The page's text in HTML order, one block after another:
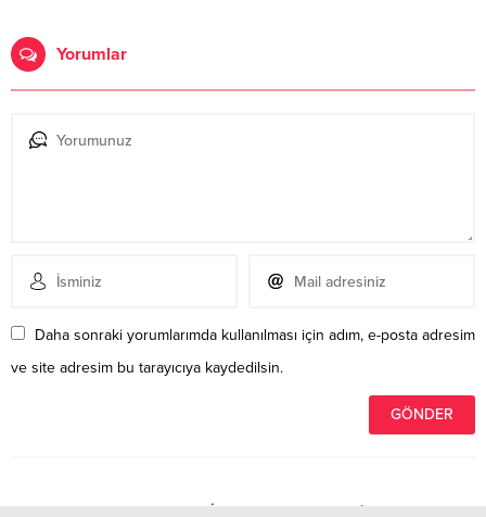
Yorumlar
Daha sonraki yorumlarımda kullanılması için adım, e-posta adresim
ve site adresim bu tarayıcıya kaydedilsin.
Henüz yorum yapılmamış. İlk yorumu yukarıdaki form